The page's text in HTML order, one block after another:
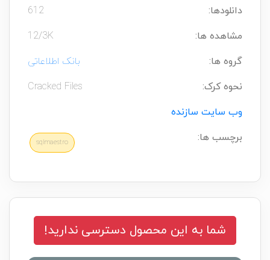
دانلودها:
612
مشاهده ها:
12/3K
گروه ها:
بانک اطلاعاتی
نحوه کرک:
Cracked Files
وب سایت سازنده
برچسب ها:
sqlmaestro
شما به این محصول دسترسی ندارید!